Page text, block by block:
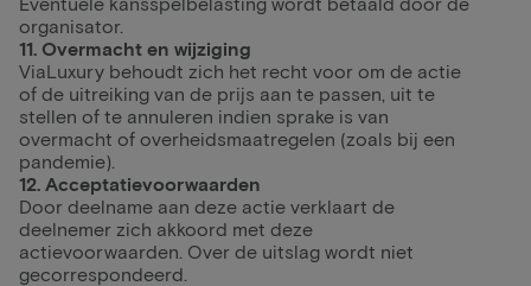
organisator.
11. Overmacht en wijziging
ViaLuxury behoudt zich het recht voor om de actie
of de uitreiking van de prijs aan te passen, uit te
stellen of te annuleren indien sprake is van
overmacht of overheidsmaatregelen (zoals bij een
pandemie).
12. Acceptatievoorwaarden
Door deelname aan deze actie verklaart de
deelnemer zich akkoord met deze
actievoorwaarden. Over de uitslag wordt niet
gecorrespondeerd.